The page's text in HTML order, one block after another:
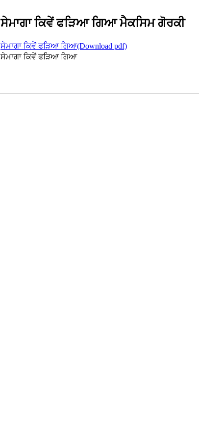
ਸੇਮਾਗਾ ਕਿਵੇਂ ਫੜਿਆ ਗਿਆ ਮੈਕਸਿਮ ਗੋਰਕੀ
ਸੇਮਾਗਾ ਕਿਵੇਂ ਫੜਿਆ ਗਿਆ(Download pdf)
ਸੇਮਾਗਾ ਕਿਵੇਂ ਫੜਿਆ ਗਿਆ